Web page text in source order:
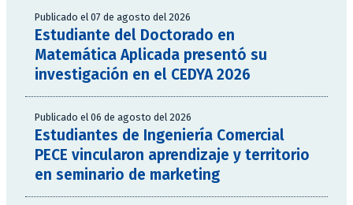
Publicado el 07 de agosto del 2026
Estudiante del Doctorado en
Matemática Aplicada presentó su
investigación en el CEDYA 2026
Publicado el 06 de agosto del 2026
Estudiantes de Ingeniería Comercial
PECE vincularon aprendizaje y territorio
en seminario de marketing